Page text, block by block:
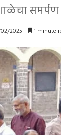
02/2025 1 minute